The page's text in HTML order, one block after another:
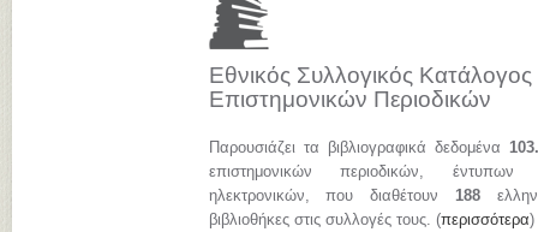
Εθνικός Συλλογικός Κατάλογος
Επιστημονικών Περιοδικών
Παρουσιάζει τα βιβλιογραφικά δεδομένα
επιστημονικών περιοδικών, έντυπων
ηλεκτρονικών, που διαθέτουν 188
βιβλιοθήκες στις συλλογές τους. (περισσότερα)